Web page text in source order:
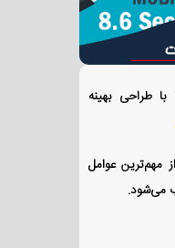
طراحی بهینه
مهم‌ترین عوامل
می‌شود.